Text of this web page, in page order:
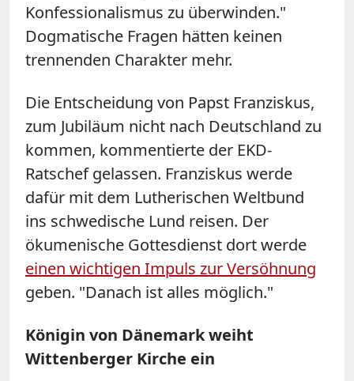
Konfessionalismus zu überwinden."
Dogmatische Fragen hätten keinen
trennenden Charakter mehr.
Die Entscheidung von Papst Franziskus,
zum Jubiläum nicht nach Deutschland zu
kommen, kommentierte der EKD-
Ratschef gelassen. Franziskus werde
dafür mit dem Lutherischen Weltbund
ins schwedische Lund reisen. Der
ökumenische Gottesdienst dort werde
einen wichtigen Impuls zur Versöhnung
geben. "Danach ist alles möglich."
Königin von Dänemark weiht
Wittenberger Kirche ein